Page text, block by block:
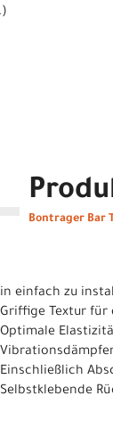
Bontrager Bar
einfach zu
Textur